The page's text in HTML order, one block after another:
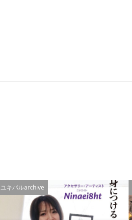
ユキパルarchive